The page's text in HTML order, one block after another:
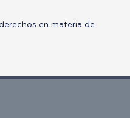
en materia de